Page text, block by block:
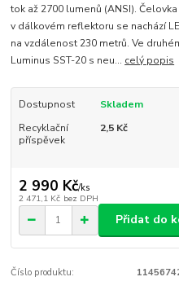
tok až 2700 lumenů (ANSI).
v dálkovém reflektoru se nachází
na vzdálenost 230 metrů. Ve
Luminus SST-20 s neu... celý popis
Dostupnost
Skladem
Recyklační
příspěvek
2,5 Kč
2 990 Kč/ks
2 471,1 Kč bez DPH
Přidat do
Číslo produktu: